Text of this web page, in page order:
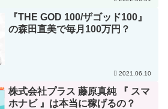
『THE GOD 100/ザゴッド100』
の森田直美で毎月100万円？
2021.06.10
株式会社プラス 藤原真純 『 スマ
ホナビ 』は本当に稼げるの？